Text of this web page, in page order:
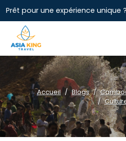
Prêt pour une expérience unique ?
Accueil Blogs